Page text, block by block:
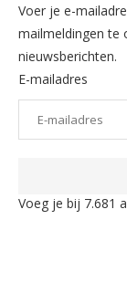
Voer je e-
mailmeldingen te
nieuwsberichten.
E-mailadres
Voeg je bij 7.681